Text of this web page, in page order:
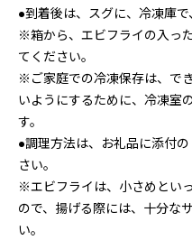
●到着後は、スグに、冷凍庫で
※箱から、エビフライの入っ
てください。
※ご家庭での冷凍保存は、で
いようにするために、冷凍室
す。
●調理方法は、お礼品に添付
さい。
※エビフライは、小さめとい
ので、揚げる際には、十分な
い。